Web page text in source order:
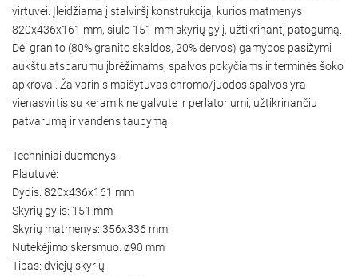
virtuvei. Įleidžiama į stalviršį konstrukcija, kurios matmenys
820x436x161 mm, siūlo 151 mm skyrių gylį, užtikrinantį patogumą.
Dėl granito (80% granito skaldos, 20% dervos) gamybos pasižymi
aukštu atsparumu įbrėžimams, spalvos pokyčiams ir terminės šoko
apkrovai. Žalvarinis maišytuvas chromo/juodos spalvos yra
vienasvirtis su keramikine galvute ir perlatoriumi, užtikrinančiu
patvarumą ir vandens taupymą.
Techniniai duomenys:
Plautuvė:
Dydis: 820x436x161 mm
Skyrių gylis: 151 mm
Skyrių matmenys: 356x336 mm
Nutekėjimo skersmuo: ø90 mm
Tipas: dviejų skyrių